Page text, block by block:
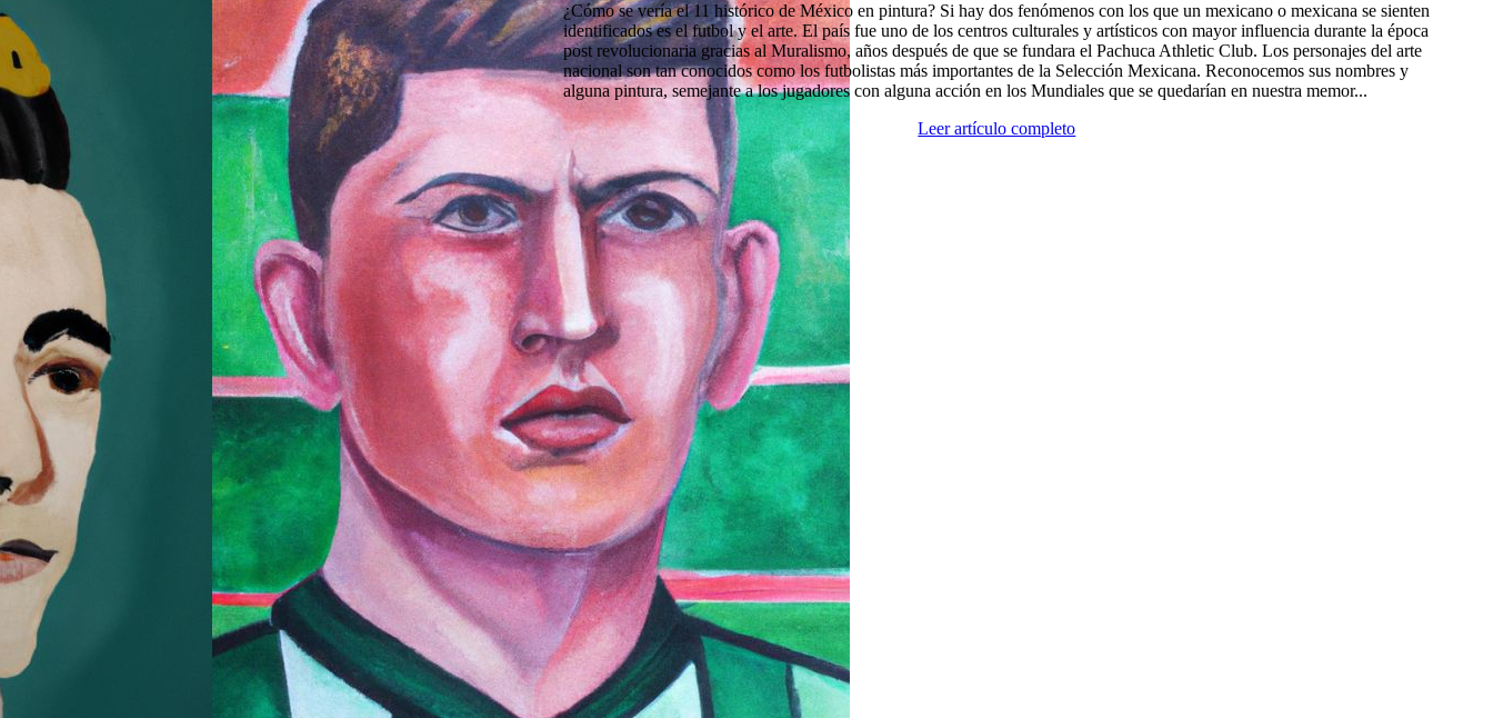
¿Cómo se vería el 11 histórico de México en pintura? Si hay dos fenómenos con los que un mexicano o mexicana se sienten
identificados es el futbol y el arte. El país fue uno de los centros culturales y artísticos con mayor influencia durante la época
post revolucionaria gracias al Muralismo, años después de que se fundara el Pachuca Athletic Club. Los personajes del arte
nacional son tan conocidos como los futbolistas más importantes de la Selección Mexicana. Reconocemos sus nombres y
alguna pintura, semejante a los jugadores con alguna acción en los Mundiales que se quedarían en nuestra memor...
Leer artículo completo